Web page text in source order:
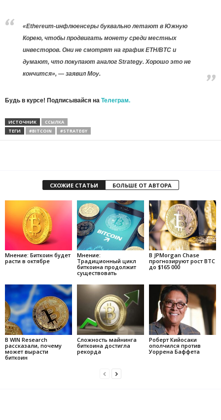
«Ethereum-инфлюенсеры буквально летают в Южную
Корею, чтобы продвигать монету среди местных
инвесторов. Они не смотрят на график ETH/BTC и
думают, что покупают аналог Strategy. Хорошо это не
кончится», — заявил Моу.
Будь в курсе! Подписывайся на Телеграм.
ИСТОЧНИК
ССЫЛКА
ТЕГИ
#BITCOIN #STRATEGY
СХОЖИЕ СТАТЬИ БОЛЬШЕ ОТ АВТОРА
Мнение: Биткоин будет
расти в октябре
Мнение:
Традиционный цикл
биткоина продолжит
существовать
В JPMorgan Chase
прогнозируют рост BTC
до $165 000
В WIN Research
рассказали, почему
может вырасти
биткоин
Сложность майнинга
биткоина достигла
рекорда
Роберт Кийосаки
ополчился против
Уоррена Баффета